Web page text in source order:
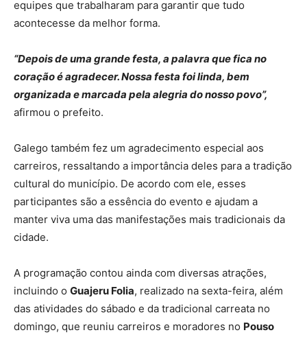
equipes que trabalharam para garantir que tudo
acontecesse da melhor forma.
“Depois de uma grande festa, a palavra que fica no
coração é agradecer. Nossa festa foi linda, bem
organizada e marcada pela alegria do nosso povo”,
afirmou o prefeito.
Galego também fez um agradecimento especial aos
carreiros, ressaltando a importância deles para a tradição
cultural do município. De acordo com ele, esses
participantes são a essência do evento e ajudam a
manter viva uma das manifestações mais tradicionais da
cidade.
A programação contou ainda com diversas atrações,
incluindo o Guajeru Folia, realizado na sexta-feira, além
das atividades do sábado e da tradicional carreata no
domingo, que reuniu carreiros e moradores no Pouso